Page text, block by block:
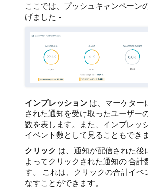
ここでは、プッシュキャンペーン
げました -
インプレッション は、マーケター
された通知を受け取ったユーザー
数を表します。また、インプレッ
イベント数として見ることもできま
クリック は、通知が配信された後
よってクリックされた通知の 合計
す。 これは、クリックの合計イベ
なすことができます。